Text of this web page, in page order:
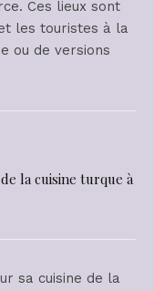
Ces lieux sont
les touristes à la
ou de versions
la cuisine turque à
sa cuisine de la